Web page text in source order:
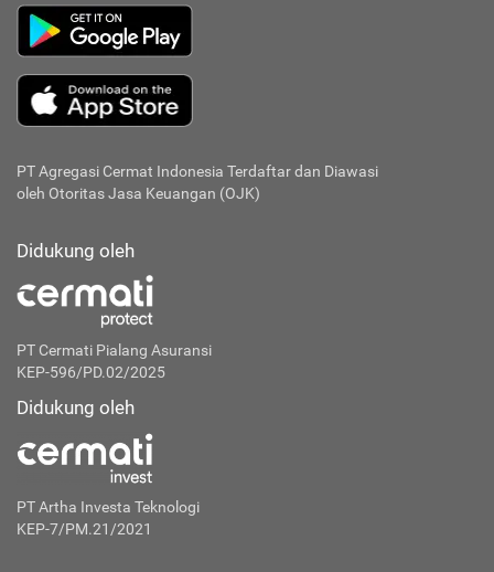
PT Agregasi Cermat Indonesia Terdaftar dan Diawasi
oleh Otoritas Jasa Keuangan (OJK)
Didukung oleh
PT Cermati Pialang Asuransi
KEP-596/PD.02/2025
Didukung oleh
PT Artha Investa Teknologi
KEP-7/PM.21/2021